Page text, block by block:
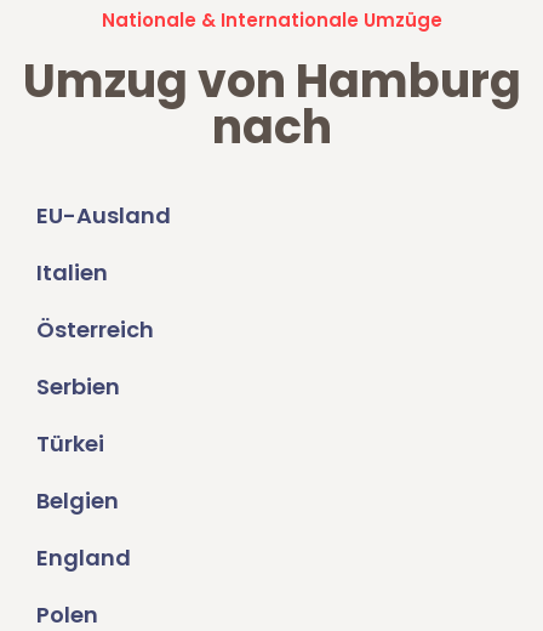
Nationale & Internationale Umzüge
Umzug von Hamburg
nach
EU-Ausland
Italien
Österreich
Serbien
Türkei
Belgien
England
Polen